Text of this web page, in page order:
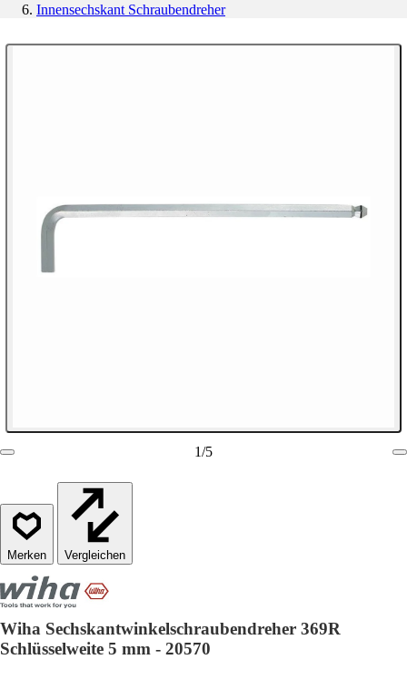
Innensechskant Schraubendreher
1/5
Vergleichen
Wiha Sechskantwinkelschraubendreher 369R
Schlüsselweite 5 mm - 20570